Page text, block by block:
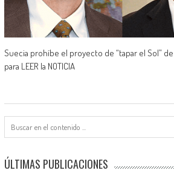
Suecia prohíbe el proyecto de “tapar el Sol” de
para LEER la NOTICIA
ÚLTIMAS PUBLICACIONES